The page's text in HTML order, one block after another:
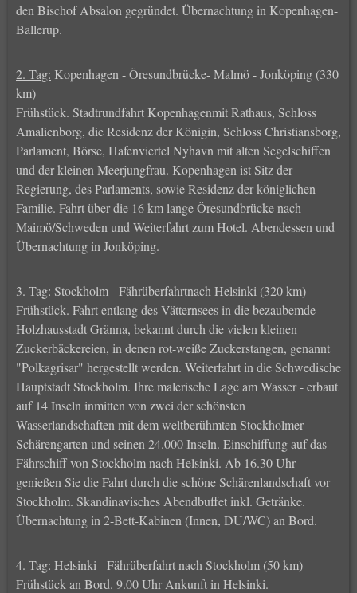
den Bischof Absalon gegründet. Übernachtung in Kopenhagen-
Ballerup.
2. Tag: Kopenhagen - Öresundbrücke- Malmö - Jonköping (330
km)
Frühstück. Stadtrundfahrt Kopenhagenmit Rathaus, Schloss
Amalienborg, die Residenz der Königin, Schloss Christiansborg,
Parlament, Börse, Hafenviertel Nyhavn mit alten Segelschiffen
und der kleinen Meerjungfrau. Kopenhagen ist Sitz der
Regierung, des Parlaments, sowie Residenz der königlichen
Familie. Fahrt über die 16 km lange Öresundbrücke nach
Maimö/Schweden und Weiterfahrt zum Hotel. Abendessen und
Übernachtung in Jonköping.
3. Tag: Stockholm - Fährüberfahrtnach Helsinki (320 km)
Frühstück. Fahrt entlang des Vätternsees in die bezaubemde
Holzhausstadt Gränna, bekannt durch die vielen kleinen
Zuckerbäckereien, in denen rot-weiße Zuckerstangen, genannt
"Polkagrisar" hergestellt werden. Weiterfahrt in die Schwedische
Hauptstadt Stockholm. Ihre malerische Lage am Wasser - erbaut
auf 14 Inseln inmitten von zwei der schönsten
Wasserlandschaften mit dem weltberühmten Stockholmer
Schärengarten und seinen 24.000 Inseln. Einschiffung auf das
Fährschiff von Stockholm nach Helsinki. Ab 16.30 Uhr
genießen Sie die Fahrt durch die schöne Schärenlandschaft vor
Stockholm. Skandinavisches Abendbuffet inkl. Getränke.
Übernachtung in 2-Bett-Kabinen (Innen, DU/WC) an Bord.
4. Tag: Helsinki - Fährüberfahrt nach Stockholm (50 km)
Frühstück an Bord. 9.00 Uhr Ankunft in Helsinki.